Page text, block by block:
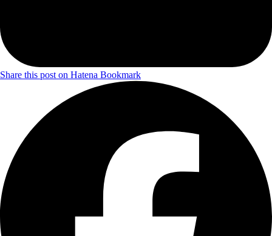
Share this post on Hatena Bookmark